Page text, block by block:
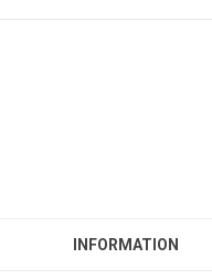
INFORMATION